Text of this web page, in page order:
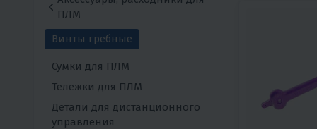
ПЛМ
Винты гребные
Сумки для ПЛМ
Тележки для ПЛМ
Детали для дистанционного
управления